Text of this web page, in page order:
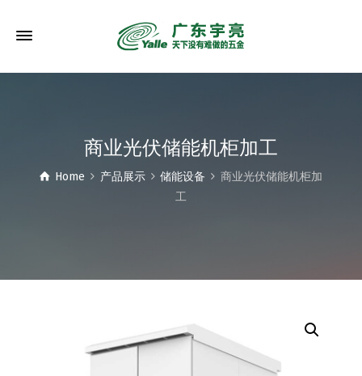
商业光伏储能机柜加工
Home 产品展示 储能设备
商业光伏储能机柜加
工